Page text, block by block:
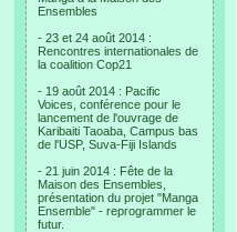
Ensembles
- 23 et 24 août 2014 :
Rencontres internationales de
la coalition Cop21
- 19 août 2014 : Pacific
Voices, conférence pour le
lancement de l'ouvrage de
Karibaiti Taoaba, Campus bas
de l'USP, Suva-Fiji Islands
- 21 juin 2014 : Fête de la
Maison des Ensembles,
présentation du projet "Manga
Ensemble" - reprogrammer le
futur.